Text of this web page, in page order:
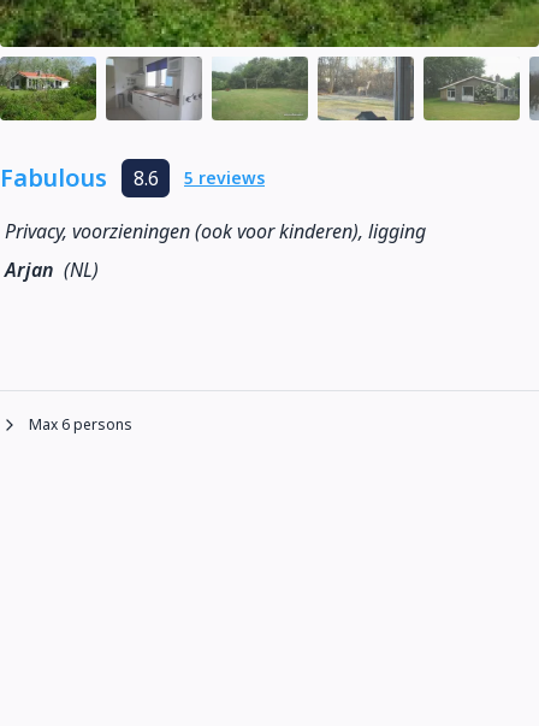
Fabulous 8.6 5 reviews
Privacy, voorzieningen (ook voor kinderen), ligging
Arjan (NL)
Max 6 persons